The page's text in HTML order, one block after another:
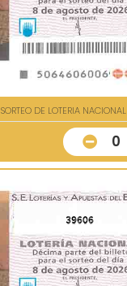
SORTEO DE LOTERIA NACIONAL
0
39606